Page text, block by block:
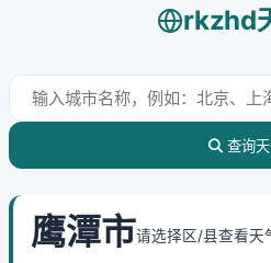
rkzhd
查询天
鹰潭市请选择区/县查看天